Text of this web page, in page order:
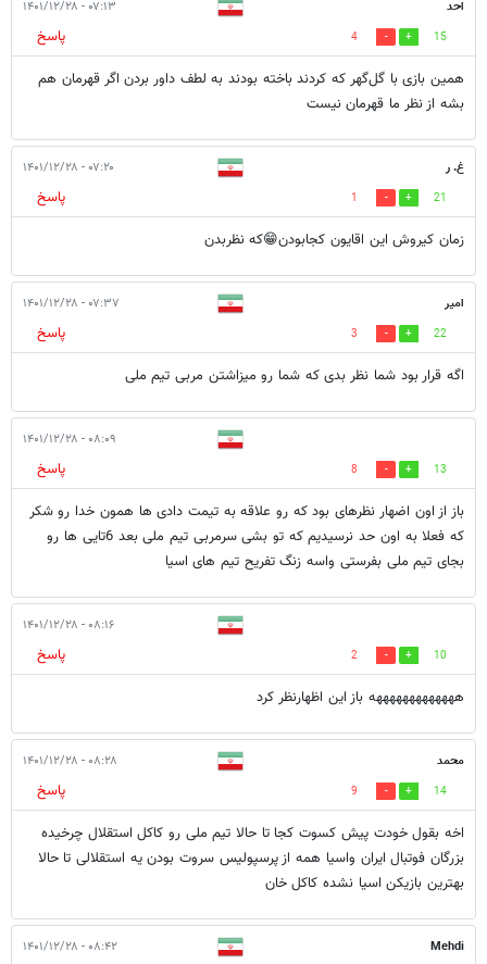
احد ۰۷:۱۳ - ۱۴۰۱/۱۲/۲۸
15
4
پاسخ
همین بازی با گل‌گهر که کردند باخته بودند به لطف داور بردن اگر قهرمان هم
بشه از نظر ما قهرمان نیست
غ. ر ۰۷:۲۰ - ۱۴۰۱/۱۲/۲۸
21
1
پاسخ
زمان کیروش این اقایون کجابودن😁که نظربدن
امیر ۰۷:۳۷ - ۱۴۰۱/۱۲/۲۸
22
3
پاسخ
اگه قرار بود شما نظر بدی که شما رو میزاشتن مربی تیم ملی
۰۸:۰۹ - ۱۴۰۱/۱۲/۲۸
13
8
پاسخ
باز از اون اضهار نظرهای بود که رو علاقه به تیمت دادی ها همون خدا رو شکر
که فعلا به اون حد نرسیدیم که تو بشی سرمربی تیم ملی بعد 6تایی ها رو
بجای تیم ملی بفرستی واسه زنگ تفریح تیم های اسیا
۰۸:۱۶ - ۱۴۰۱/۱۲/۲۸
10
2
پاسخ
هههههههههههههه باز این اظهارنظر کرد
محمد ۰۸:۲۸ - ۱۴۰۱/۱۲/۲۸
14
9
پاسخ
اخه بقول خودت پیش کسوت کجا تا حالا تیم ملی رو کاکل استقلال چرخیده
بزرگان فوتبال ایران واسیا همه از پرسپولیس سروت بودن یه استقلالی تا حالا
بهترین بازیکن اسیا نشده کاکل خان
Mehdi ۰۸:۴۲ - ۱۴۰۱/۱۲/۲۸